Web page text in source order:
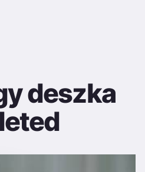
deszka